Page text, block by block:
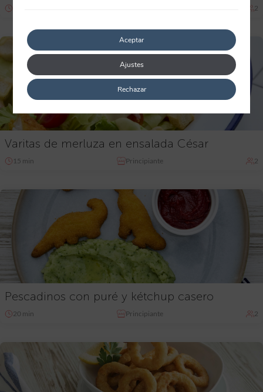
2
Varitas de merluza en ensalada César
15 min Principiante 2
Pescadinos con puré y kétchup casero
20 min Principiante 2
Aceptar
Rechazar
Ajustes